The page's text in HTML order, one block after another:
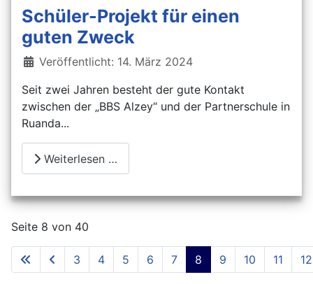
Schüler-Projekt für einen
guten Zweck
Details
Veröffentlicht: 14. März 2024
Seit zwei Jahren besteht der gute Kontakt
zwischen der „BBS Alzey“ und der Partnerschule in
Ruanda...
Weiterlesen …
Seite 8 von 40
3 4 5 6 7 8 9 10 11 12